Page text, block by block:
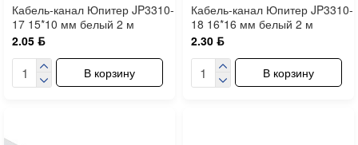
Кабель-канал Юпитер JP3310-
17 15*10 мм белый 2 м
2.05 ƃ
В корзину
Кабель-канал Юпитер JP3310-
18 16*16 мм белый 2 м
2.30 ƃ
В корзину